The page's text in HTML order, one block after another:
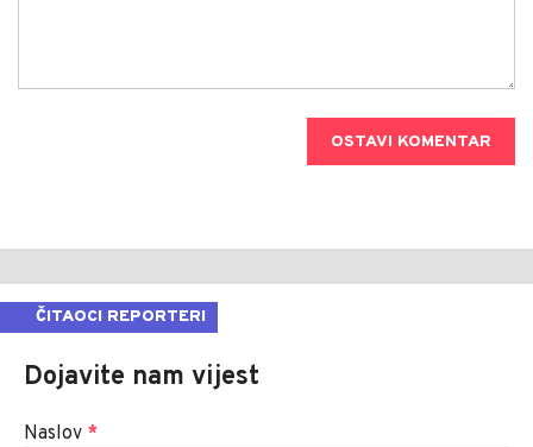
OSTAVI KOMENTAR
ČITAOCI REPORTERI
Dojavite nam vijest
Naslov *